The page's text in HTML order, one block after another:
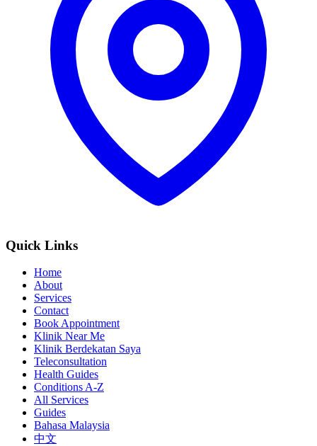
Quick Links
Home
About
Services
Contact
Book Appointment
Klinik Near Me
Klinik Berdekatan Saya
Teleconsultation
Health Guides
Conditions A-Z
All Services
Guides
Bahasa Malaysia
中文